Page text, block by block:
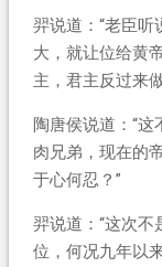
羿说道：“老臣
大，就让位给黄
主，君主反过来
陶唐侯说道：“
肉兄弟，现在的
于心何忍？”
羿说道：“这次
位，何况九年以